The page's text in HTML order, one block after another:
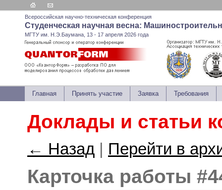
Всероссийская научно-техническая конференция
Студенческая научная весна:
МГТУ им. Н.Э.Баумана, 13 - 17 апреля 2026 года
Главная Принять участие Заявка Требования
Доклады и статьи
← Назад Перейти в
Карточка работы